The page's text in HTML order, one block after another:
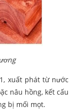
xuất phát từ nước
nâu hồng, kết cấu
bị mối mọt.